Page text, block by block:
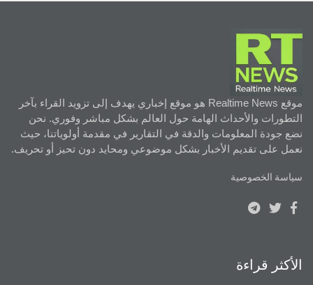
موقع Realtime News هو موقع إخباري يهدف إلى تزويد القراء بآخر
التطورات والأحداث الهامة حول العالم بشكل مباشر وفوري. نحن
نضع جودة المعلومات والدقة في التقارير في مقدمة أولوياتنا، حيث
نعمل على تقديم الأخبار بشكل موضوعي ومحايد دون تحيز أو تحريف.
سياسة الخصوصية
الأكثر قراءة